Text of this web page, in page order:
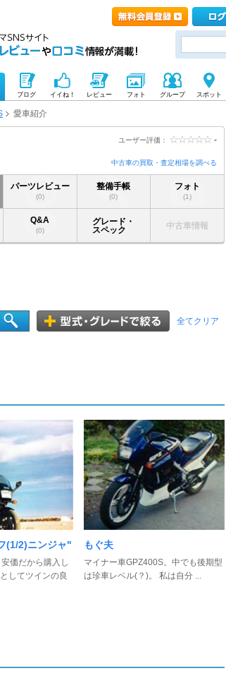
ブログ イイね！ レビュー フォト グループ スポット
愛車紹介
ユーザー評価： -
中古車の買取・査定相場を調べる
パーツレビュー
(0)
整備手帳
(0)
フォト
(1)
Q&A
(0)
グレード・
スペック
中古車情報
全てクリア
(1/2)ニンジャ"
価だから購入し
してツインの良
もぐ夫
マイナー車GPZ400S。中でも後期型
は珍車レベル(？)。 私は自分 ...